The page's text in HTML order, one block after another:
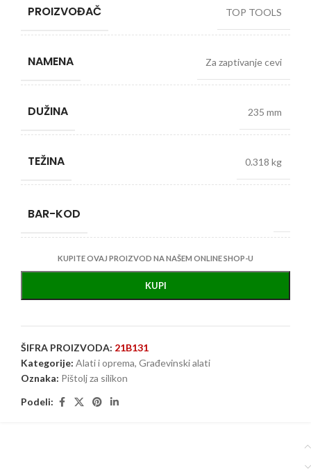
PROIZVOĐAČ TOP TOOLS
NAMENA Za zaptivanje cevi
DUŽINA 235 mm
TEŽINA 0.318 kg
BAR-KOD
KUPITE OVAJ PROIZVOD NA NAŠEM ONLINE SHOP-U
KUPI
ŠIFRA PROIZVODA: 21B131
Kategorije: Alati i oprema, Građevinski alati
Oznaka: Pištolj za silikon
Podeli: